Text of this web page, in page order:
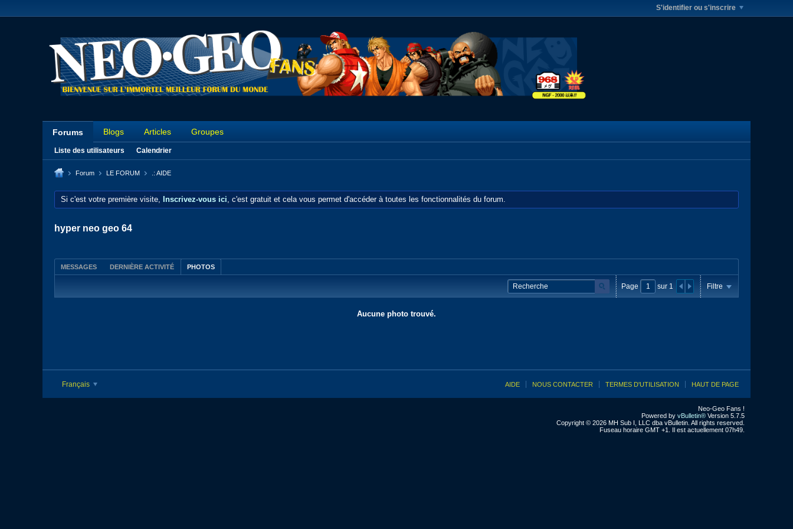
S'identifier ou s'inscrire
Forums Blogs Articles Groupes
Liste des utilisateurs Calendrier
Forum LE FORUM .: AIDE
Si c'est votre première visite, Inscrivez-vous ici, c'est gratuit et cela vous permet d'accéder à toutes les fonctionnalités du forum.
hyper neo geo 64
MESSAGES DERNIÈRE ACTIVITÉ PHOTOS
Page sur 1 Filtre
Aucune photo trouvé.
Français AIDE NOUS CONTACTER TERMES D'UTILISATION HAUT DE PAGE
Neo-Geo Fans !
Powered by vBulletin® Version 5.7.5
Copyright © 2026 MH Sub I, LLC dba vBulletin. All rights reserved.
Fuseau horaire GMT +1. Il est actuellement 07h49.